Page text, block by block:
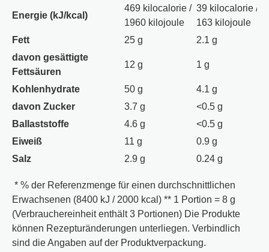
glutenhaltige Getreide enthalten.
Energie (kJ/kcal)
469 kilocalorie /
1960 kilojoule
39 kilocalorie /
163 kilojoule
Fett 25 g 2.1 g
davon gesättigte
Fettsäuren
12 g 1 g
Kohlenhydrate 50 g 4.1 g
davon Zucker
3.7 g <0.5 g
Ballaststoffe
4.6 g
<0.5 g
Eiweiß
11 g 0.9 g
Salz
2.9 g 0.24 g
* % der Referenzmenge für einen durchschnittlichen
Erwachsenen (8400 kJ / 2000 kcal) ** 1 Portion = 8 g
(Verbrauchereinheit enthält 3 Portionen) Die Produkte
können Rezepturänderungen unterliegen. Verbindlich
sind die Angaben auf der Produktverpackung.